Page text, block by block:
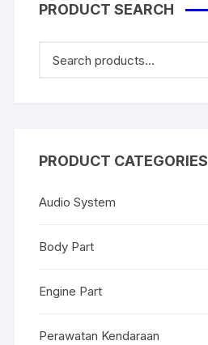
PRODUCT SEARCH
PRODUCT CATEGORIES
Audio System
Body Part
Engine Part
Perawatan Kendaraan